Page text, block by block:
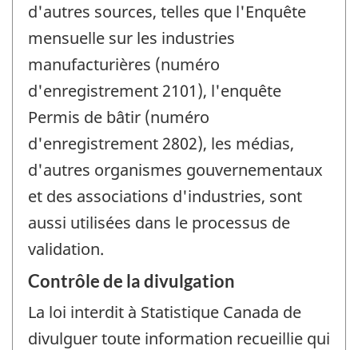
d'autres sources, telles que l'Enquête
mensuelle sur les industries
manufacturières (numéro
d'enregistrement 2101), l'enquête
Permis de bâtir (numéro
d'enregistrement 2802), les médias,
d'autres organismes gouvernementaux
et des associations d'industries, sont
aussi utilisées dans le processus de
validation.
Contrôle de la divulgation
La loi interdit à Statistique Canada de
divulguer toute information recueillie qui